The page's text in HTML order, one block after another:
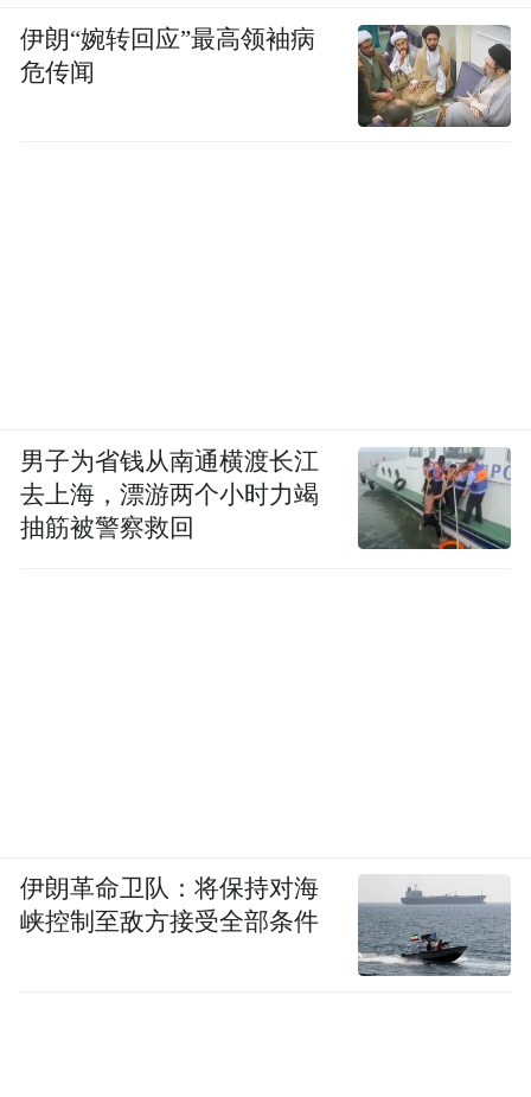
伊朗“婉转回应”最高领袖病
危传闻
男子为省钱从南通横渡长江
去上海，漂游两个小时力竭
抽筋被警察救回
伊朗革命卫队：将保持对海
峡控制至敌方接受全部条件